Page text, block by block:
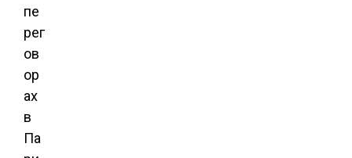
пе
рег
ов
ор
ах
в
Па